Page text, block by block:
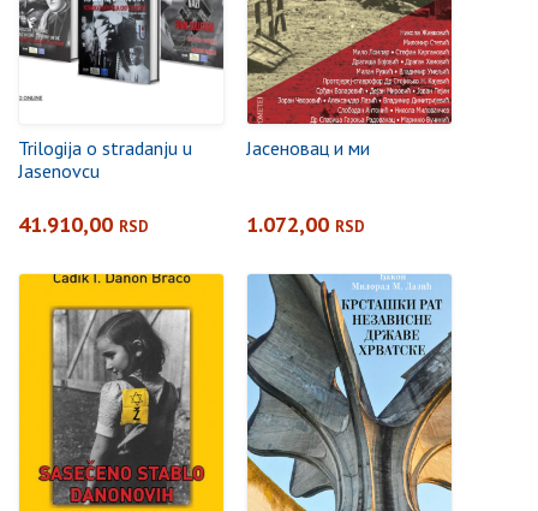
Trilogija o stradanju u
Jasenovcu
41.910,00 RSD
Јасеновац и ми
1.072,00 RSD